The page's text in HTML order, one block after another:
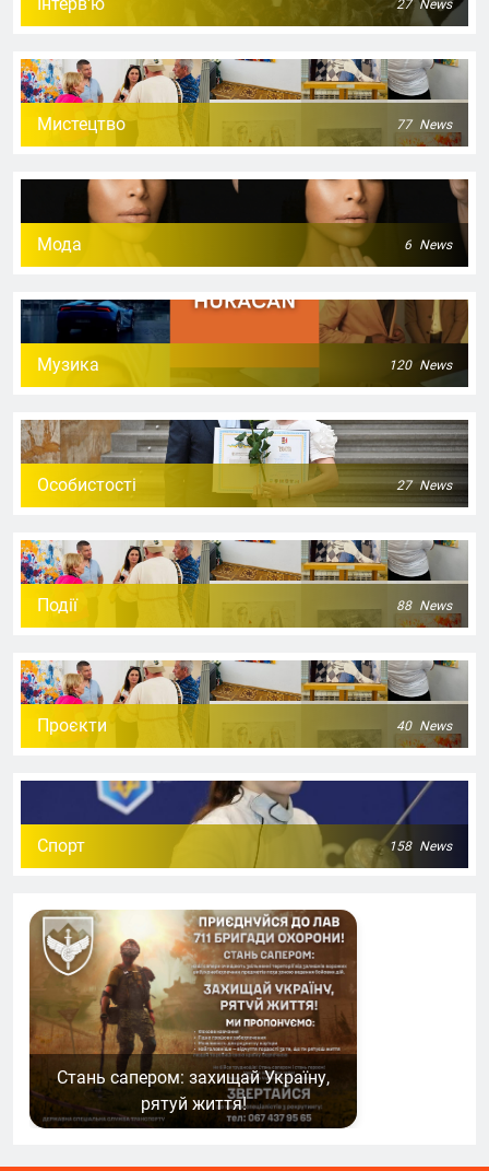
27 News
Мистецтво 77 News
Мода 6 News
Музика 120 News
Особистості 27 News
Події 88 News
Проєкти 40 News
Спорт 158 News
Стань сапером: захищай Україну,
рятуй життя!